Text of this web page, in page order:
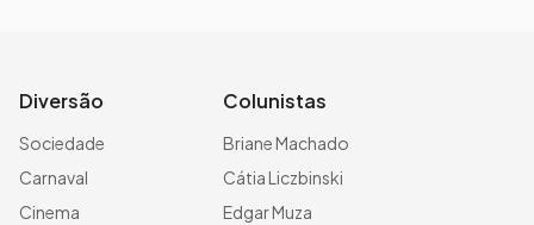
Diversão
Sociedade
Carnaval
Cinema
Colunistas
Briane Machado
Cátia Liczbinski
Edgar Muza